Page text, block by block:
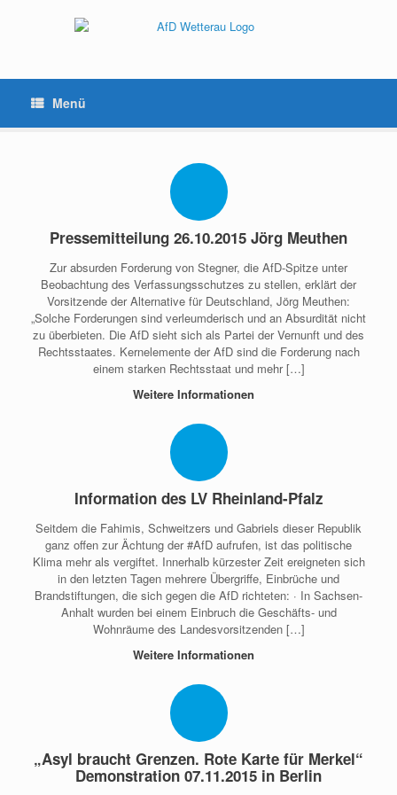
Menü
Pressemitteilung 26.10.2015 Jörg Meuthen
Zur absurden Forderung von Stegner, die AfD-Spitze unter
Beobachtung des Verfassungsschutzes zu stellen, erklärt der
Vorsitzende der Alternative für Deutschland, Jörg Meuthen:
„Solche Forderungen sind verleumderisch und an Absurdität nicht
zu überbieten. Die AfD sieht sich als Partei der Vernunft und des
Rechtsstaates. Kernelemente der AfD sind die Forderung nach
einem starken Rechtsstaat und mehr […]
Weitere Informationen
Information des LV Rheinland-Pfalz
Seitdem die Fahimis, Schweitzers und Gabriels dieser Republik
ganz offen zur Ächtung der ‪#‎AfD‬ aufrufen, ist das politische
Klima mehr als vergiftet. Innerhalb kürzester Zeit ereigneten sich
in den letzten Tagen mehrere Übergriffe, Einbrüche und
Brandstiftungen, die sich gegen die AfD richteten: · In Sachsen-
Anhalt wurden bei einem Einbruch die Geschäfts- und
Wohnräume des Landesvorsitzenden […]
Weitere Informationen
„Asyl braucht Grenzen. Rote Karte für Merkel“
Demonstration 07.11.2015 in Berlin